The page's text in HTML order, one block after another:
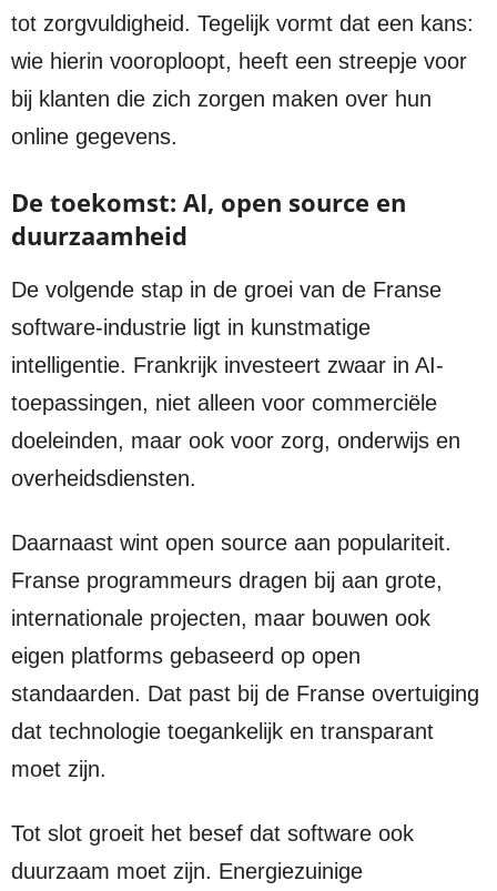
tot zorgvuldigheid. Tegelijk vormt dat een kans:
wie hierin vooroploopt, heeft een streepje voor
bij klanten die zich zorgen maken over hun
online gegevens.
De toekomst: AI, open source en
duurzaamheid
De volgende stap in de groei van de Franse
software-industrie ligt in kunstmatige
intelligentie. Frankrijk investeert zwaar in AI-
toepassingen, niet alleen voor commerciële
doeleinden, maar ook voor zorg, onderwijs en
overheidsdiensten.
Daarnaast wint open source aan populariteit.
Franse programmeurs dragen bij aan grote,
internationale projecten, maar bouwen ook
eigen platforms gebaseerd op open
standaarden. Dat past bij de Franse overtuiging
dat technologie toegankelijk en transparant
moet zijn.
Tot slot groeit het besef dat software ook
duurzaam moet zijn. Energiezuinige